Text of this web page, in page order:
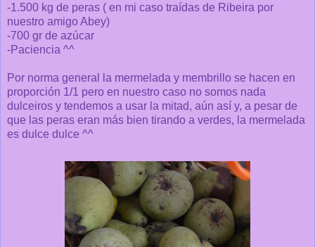
-1.500 kg de peras ( en mi caso traídas de Ribeira por
nuestro amigo Abey)
-700 gr de azúcar
-Paciencia ^^
Por norma general la mermelada y membrillo se hacen en
proporción 1/1 pero en nuestro caso no somos nada
dulceiros y tendemos a usar la mitad, aún así y, a pesar de
que las peras eran más bien tirando a verdes, la mermelada
es dulce dulce ^^